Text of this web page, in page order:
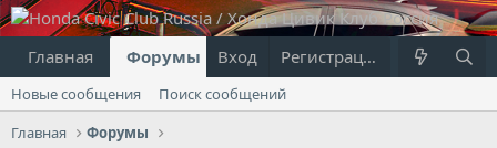
Главная Форумы Что нового?
Вход Регистрация
Новые сообщения
Поиск сообщений
Главная
Форумы